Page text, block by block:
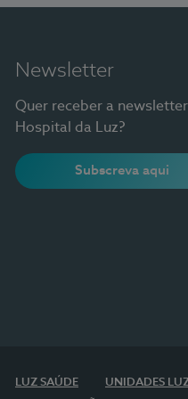
Newsletter
Quer receber a
Hospital da Luz?
Subscreva aqui
LUZ SAÚDE UNIDADES